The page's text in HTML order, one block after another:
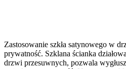
Zastosowanie szkła satynowego w
prywatność. Szklana ścianka
drzwi przesuwnych, pozwala